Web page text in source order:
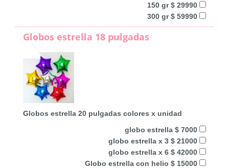
150 gr $ 29990
300 gr $ 59990
Globos estrella 18 pulgadas
Globos estrella 20 pulgadas colores x unidad
globo estrella $ 7000
globo estrella x 3 $ 21000
globo estrella x 6 $ 42000
Globo estrella con helio $ 15000